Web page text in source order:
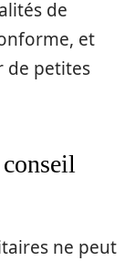
de
et
de petites
ne peut